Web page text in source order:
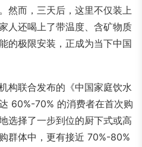
然而，三天后，这里不仅装上
人还喝上了带温度、含矿物质
的极限安装，正成为当下中国
构联合发布的《中国家庭饮水
60%-70% 的消费者在首次购
选择了一步到位的厨下式或高
群体中，更有接近 70%-80%